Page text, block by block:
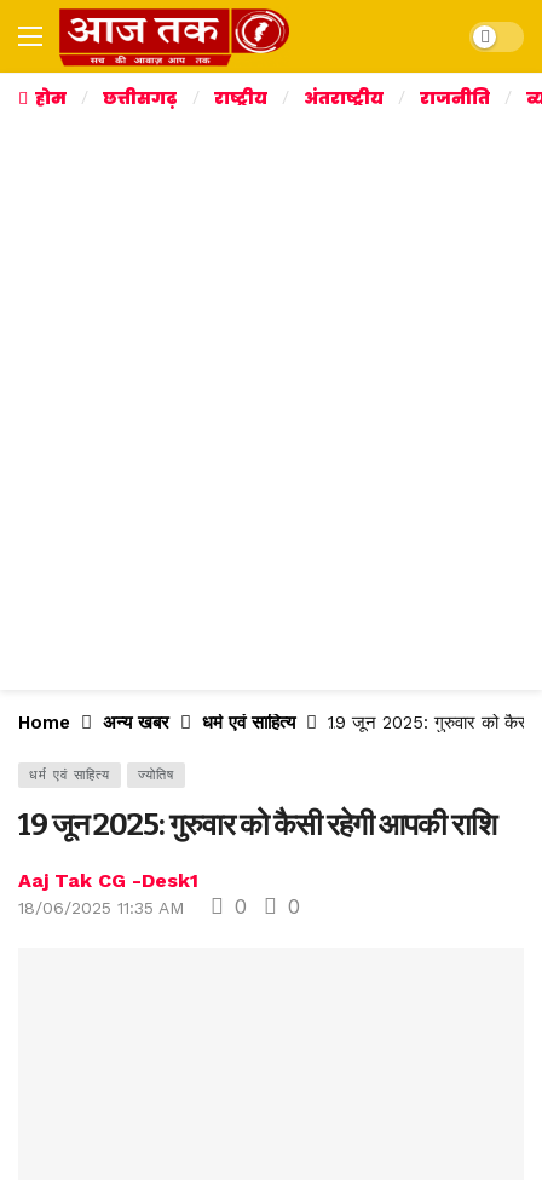
Dark
होम छत्तीसगढ़ राष्ट्रीय अंतराष्ट्रीय राजनीति
Home अन्य खबर धर्म एवं साहित्य 19 जून 2025: गुरुवार को कैसी
धर्म एवं साहित्य ज्योतिष
19 जून 2025: गुरुवार को कैसी रहेगी आपकी राशि
Aaj Tak CG -Desk1
18/06/2025 11:35 AM 0 0